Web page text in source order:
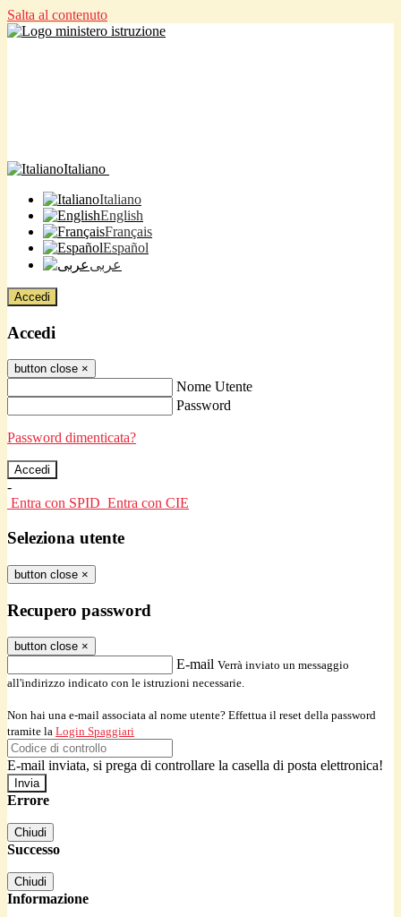
Salta al contenuto
Italiano
Italiano
English
Français
Español
عربى
Accedi
Accedi
button close ×
Nome Utente
Password
Password dimenticata?
-
Entra con SPID Entra con CIE
Seleziona utente
button close ×
Recupero password
button close ×
E-mail Verrà inviato un messaggio
all'indirizzo indicato con le istruzioni necessarie.
Non hai una e-mail associata al nome utente? Effettua il reset della password
tramite la Login Spaggiari
E-mail inviata, si prega di controllare la casella di posta elettronica!
Errore
Chiudi
Successo
Chiudi
Informazione